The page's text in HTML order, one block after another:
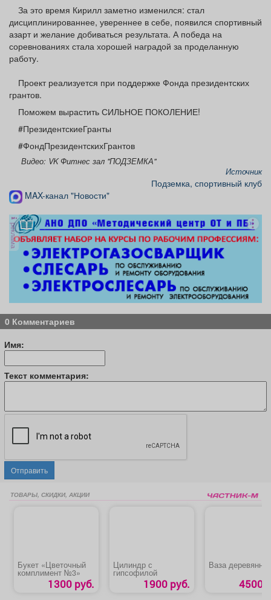
За это время Кирилл заметно изменился: стал
дисциплинированнее, увереннее в себе, появился спортивный
азарт и желание добиваться результата. А победа на
соревнованиях стала хорошей наградой за проделанную
работу.
Проект реализуется при поддержке Фонда президентских
грантов.
Поможем вырастить СИЛЬНОЕ ПОКОЛЕНИЕ!
#ПрезидентскиеГранты
#ФондПрезидентскихГрантов
Видео: VK Фитнес зал "ПОДЗЕМКА"
Источник
Подземка, спортивный клуб
MAX-канал "Новости"
реклама
0 Комментариев
Имя:
Текст комментария:
Отправить
ТОВАРЫ, СКИДКИ, АКЦИИ
Букет «Цветочный
комплимент №3»
1300 руб.
Цилиндр с
гипсофилой
1900 руб.
Ваза деревянная
4500